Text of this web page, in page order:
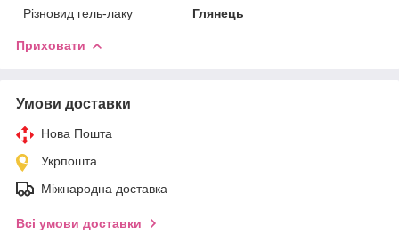
Різновид гель-лаку
Глянець
Приховати
Умови доставки
Нова Пошта
Укрпошта
Міжнародна доставка
Всі умови доставки